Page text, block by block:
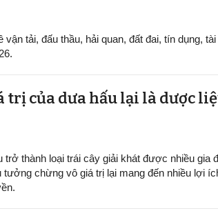
tải, đấu thầu, hải quan, đất đai, tín dụng,
trị của dưa hấu lại là dược
trở thành loại trái cây giải khát được nhiều gia
tưởng chừng vô giá trị lại mang đến nhiều lợi